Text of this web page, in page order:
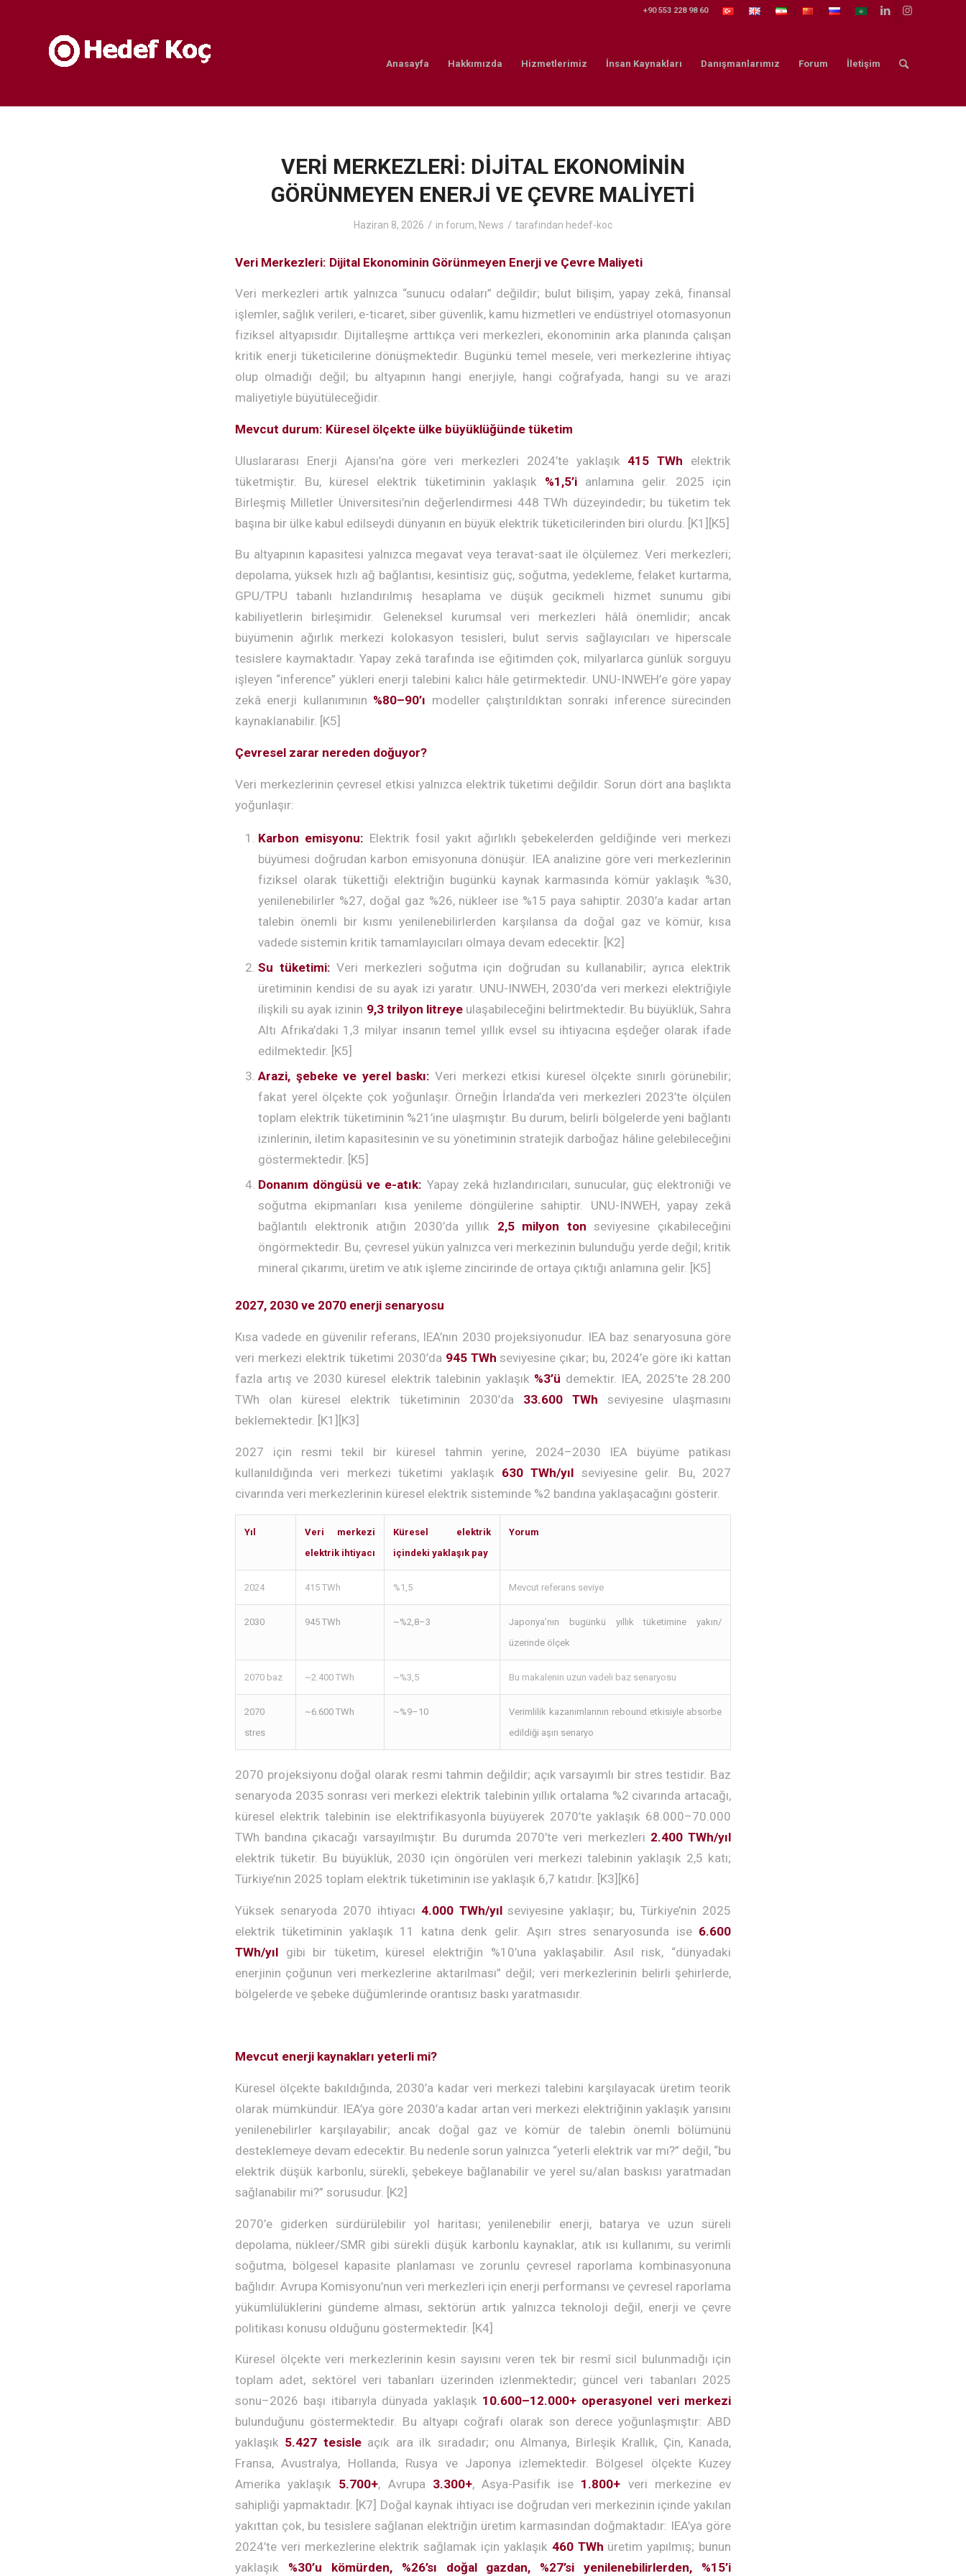
+90 553 228 98 60
Anasayfa Hakkımızda Hizmetlerimiz İnsan Kaynakları Danışmanlarımız Forum İletişim
VERİ MERKEZLERİ: DİJİTAL EKONOMİNİN
GÖRÜNMEYEN ENERJİ VE ÇEVRE MALİYETİ
Haziran 8, 2026 / in forum, News / tarafından hedef-koc
Veri Merkezleri: Dijital Ekonominin Görünmeyen Enerji ve Çevre Maliyeti
Veri merkezleri artık yalnızca “sunucu odaları” değildir; bulut bilişim, yapay zekâ, finansal
işlemler, sağlık verileri, e-ticaret, siber güvenlik, kamu hizmetleri ve endüstriyel otomasyonun
fiziksel altyapısıdır. Dijitalleşme arttıkça veri merkezleri, ekonominin arka planında çalışan
kritik enerji tüketicilerine dönüşmektedir. Bugünkü temel mesele, veri merkezlerine ihtiyaç
olup olmadığı değil; bu altyapının hangi enerjiyle, hangi coğrafyada, hangi su ve arazi
maliyetiyle büyütüleceğidir.
Mevcut durum: Küresel ölçekte ülke büyüklüğünde tüketim
Uluslararası Enerji Ajansı’na göre veri merkezleri 2024’te yaklaşık 415 TWh elektrik
tüketmiştir. Bu, küresel elektrik tüketiminin yaklaşık %1,5’i anlamına gelir. 2025 için
Birleşmiş Milletler Üniversitesi’nin değerlendirmesi 448 TWh düzeyindedir; bu tüketim tek
başına bir ülke kabul edilseydi dünyanın en büyük elektrik tüketicilerinden biri olurdu. [K1][K5]
Bu altyapının kapasitesi yalnızca megavat veya teravat-saat ile ölçülemez. Veri merkezleri;
depolama, yüksek hızlı ağ bağlantısı, kesintisiz güç, soğutma, yedekleme, felaket kurtarma,
GPU/TPU tabanlı hızlandırılmış hesaplama ve düşük gecikmeli hizmet sunumu gibi
kabiliyetlerin birleşimidir. Geleneksel kurumsal veri merkezleri hâlâ önemlidir; ancak
büyümenin ağırlık merkezi kolokasyon tesisleri, bulut servis sağlayıcıları ve hiperscale
tesislere kaymaktadır. Yapay zekâ tarafında ise eğitimden çok, milyarlarca günlük sorguyu
işleyen “inference” yükleri enerji talebini kalıcı hâle getirmektedir. UNU-INWEH’e göre yapay
zekâ enerji kullanımının %80–90’ı modeller çalıştırıldıktan sonraki inference sürecinden
kaynaklanabilir. [K5]
Çevresel zarar nereden doğuyor?
Veri merkezlerinin çevresel etkisi yalnızca elektrik tüketimi değildir. Sorun dört ana başlıkta
yoğunlaşır:
Karbon emisyonu: Elektrik fosil yakıt ağırlıklı şebekelerden geldiğinde veri merkezi
büyümesi doğrudan karbon emisyonuna dönüşür. IEA analizine göre veri merkezlerinin
fiziksel olarak tükettiği elektriğin bugünkü kaynak karmasında kömür yaklaşık %30,
yenilenebilirler %27, doğal gaz %26, nükleer ise %15 paya sahiptir. 2030’a kadar artan
talebin önemli bir kısmı yenilenebilirlerden karşılansa da doğal gaz ve kömür, kısa
vadede sistemin kritik tamamlayıcıları olmaya devam edecektir. [K2]
Su tüketimi: Veri merkezleri soğutma için doğrudan su kullanabilir; ayrıca elektrik
üretiminin kendisi de su ayak izi yaratır. UNU-INWEH, 2030’da veri merkezi elektriğiyle
ilişkili su ayak izinin 9,3 trilyon litreyeulaşabileceğini belirtmektedir. Bu büyüklük, Sahra
Altı Afrika’daki 1,3 milyar insanın temel yıllık evsel su ihtiyacına eşdeğer olarak ifade
edilmektedir. [K5]
Arazi, şebeke ve yerel baskı: Veri merkezi etkisi küresel ölçekte sınırlı görünebilir;
fakat yerel ölçekte çok yoğunlaşır. Örneğin İrlanda’da veri merkezleri 2023’te ölçülen
toplam elektrik tüketiminin %21’ine ulaşmıştır. Bu durum, belirli bölgelerde yeni bağlantı
izinlerinin, iletim kapasitesinin ve su yönetiminin stratejik darboğaz hâline gelebileceğini
göstermektedir. [K5]
Donanım döngüsü ve e-atık: Yapay zekâ hızlandırıcıları, sunucular, güç elektroniği ve
soğutma ekipmanları kısa yenileme döngülerine sahiptir. UNU-INWEH, yapay zekâ
bağlantılı elektronik atığın 2030’da yıllık 2,5 milyon ton seviyesine çıkabileceğini
öngörmektedir. Bu, çevresel yükün yalnızca veri merkezinin bulunduğu yerde değil; kritik
mineral çıkarımı, üretim ve atık işleme zincirinde de ortaya çıktığı anlamına gelir. [K5]
2027, 2030 ve 2070 enerji senaryosu
Kısa vadede en güvenilir referans, IEA’nın 2030 projeksiyonudur. IEA baz senaryosuna göre
veri merkezi elektrik tüketimi 2030’da 945 TWh seviyesine çıkar; bu, 2024’e göre iki kattan
fazla artış ve 2030 küresel elektrik talebinin yaklaşık %3’ü demektir. IEA, 2025’te 28.200
TWh olan küresel elektrik tüketiminin 2030’da 33.600 TWh seviyesine ulaşmasını
beklemektedir. [K1][K3]
2027 için resmi tekil bir küresel tahmin yerine, 2024–2030 IEA büyüme patikası
kullanıldığında veri merkezi tüketimi yaklaşık 630 TWh/yıl seviyesine gelir. Bu, 2027
civarında veri merkezlerinin küresel elektrik sisteminde %2 bandına yaklaşacağını gösterir.
Yıl
Veri merkezi
elektrik ihtiyacı
Küresel elektrik
içindeki yaklaşık pay
Yorum
2024 415 TWh %1,5 Mevcut referans seviye
2030 945 TWh ~%2,8–3
Japonya’nın bugünkü yıllık tüketimine yakın/
üzerinde ölçek
2070 baz ~2.400 TWh ~%3,5 Bu makalenin uzun vadeli baz senaryosu
2070
stres
~6.600 TWh ~%9–10
Verimlilik kazanımlarının rebound etkisiyle absorbe
edildiği aşırı senaryo
2070 projeksiyonu doğal olarak resmi tahmin değildir; açık varsayımlı bir stres testidir. Baz
senaryoda 2035 sonrası veri merkezi elektrik talebinin yıllık ortalama %2 civarında artacağı,
küresel elektrik talebinin ise elektrifikasyonla büyüyerek 2070’te yaklaşık 68.000–70.000
TWh bandına çıkacağı varsayılmıştır. Bu durumda 2070’te veri merkezleri 2.400 TWh/yıl
elektrik tüketir. Bu büyüklük, 2030 için öngörülen veri merkezi talebinin yaklaşık 2,5 katı;
Türkiye’nin 2025 toplam elektrik tüketiminin ise yaklaşık 6,7 katıdır. [K3][K6]
Yüksek senaryoda 2070 ihtiyacı 4.000 TWh/yılseviyesine yaklaşır; bu, Türkiye’nin 2025
elektrik tüketiminin yaklaşık 11 katına denk gelir. Aşırı stres senaryosunda ise 6.600
TWh/yıl gibi bir tüketim, küresel elektriğin %10’una yaklaşabilir. Asıl risk, “dünyadaki
enerjinin çoğunun veri merkezlerine aktarılması” değil; veri merkezlerinin belirli şehirlerde,
bölgelerde ve şebeke düğümlerinde orantısız baskı yaratmasıdır.
Mevcut enerji kaynakları yeterli mi?
Küresel ölçekte bakıldığında, 2030’a kadar veri merkezi talebini karşılayacak üretim teorik
olarak mümkündür. IEA’ya göre 2030’a kadar artan veri merkezi elektriğinin yaklaşık yarısını
yenilenebilirler karşılayabilir; ancak doğal gaz ve kömür de talebin önemli bölümünü
desteklemeye devam edecektir. Bu nedenle sorun yalnızca “yeterli elektrik var mı?” değil, “bu
elektrik düşük karbonlu, sürekli, şebekeye bağlanabilir ve yerel su/alan baskısı yaratmadan
sağlanabilir mi?” sorusudur. [K2]
2070’e giderken sürdürülebilir yol haritası; yenilenebilir enerji, batarya ve uzun süreli
depolama, nükleer/SMR gibi sürekli düşük karbonlu kaynaklar, atık ısı kullanımı, su verimli
soğutma, bölgesel kapasite planlaması ve zorunlu çevresel raporlama kombinasyonuna
bağlıdır. Avrupa Komisyonu’nun veri merkezleri için enerji performansı ve çevresel raporlama
yükümlülüklerini gündeme alması, sektörün artık yalnızca teknoloji değil, enerji ve çevre
politikası konusu olduğunu göstermektedir. [K4]
Küresel ölçekte veri merkezlerinin kesin sayısını veren tek bir resmî sicil bulunmadığı için
toplam adet, sektörel veri tabanları üzerinden izlenmektedir; güncel veri tabanları 2025
sonu–2026 başı itibarıyla dünyada yaklaşık 10.600–12.000+ operasyonel veri merkezi
bulunduğunu göstermektedir. Bu altyapı coğrafi olarak son derece yoğunlaşmıştır: ABD
yaklaşık 5.427 tesisleaçık ara ilk sıradadır; onu Almanya, Birleşik Krallık, Çin, Kanada,
Fransa, Avustralya, Hollanda, Rusya ve Japonya izlemektedir. Bölgesel ölçekte Kuzey
Amerika yaklaşık 5.700+, Avrupa 3.300+, Asya-Pasifik ise 1.800+ veri merkezine ev
sahipliği yapmaktadır. [K7] Doğal kaynak ihtiyacı ise doğrudan veri merkezinin içinde yakılan
yakıttan çok, bu tesislere sağlanan elektriğin üretim karmasından doğmaktadır: IEA’ya göre
2024’te veri merkezlerine elektrik sağlamak için yaklaşık 460 TWh üretim yapılmış; bunun
yaklaşık %30’u kömürden, %26’sı doğal gazdan, %27’si yenilenebilirlerden, %15’i